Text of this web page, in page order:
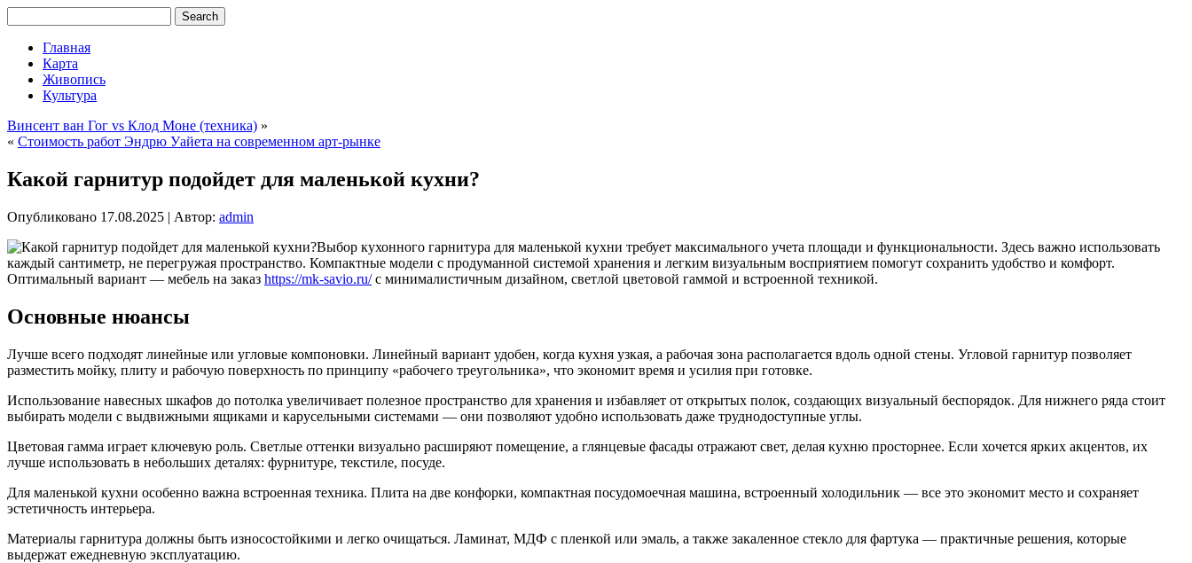
Главная
Карта
Живопись
Культура
Винсент ван Гог vs Клод Моне (техника) »
« Стоимость работ Эндрю Уайета на современном арт-рынке
Какой гарнитур подойдет для маленькой кухни?
Опубликовано 17.08.2025 | Автор: admin
Выбор кухонного гарнитура для маленькой кухни требует максимального учета площади и функциональности. Здесь важно использовать
каждый сантиметр, не перегружая пространство. Компактные модели с продуманной системой хранения и легким визуальным восприятием помогут сохранить удобство и комфорт.
Оптимальный вариант — мебель на заказ https://mk-savio.ru/с минималистичным дизайном, светлой цветовой гаммой и встроенной техникой.
Основные нюансы
Лучше всего подходят линейные или угловые компоновки. Линейный вариант удобен, когда кухня узкая, а рабочая зона располагается вдоль одной стены. Угловой гарнитур позволяет
разместить мойку, плиту и рабочую поверхность по принципу «рабочего треугольника», что экономит время и усилия при готовке.
Использование навесных шкафов до потолка увеличивает полезное пространство для хранения и избавляет от открытых полок, создающих визуальный беспорядок. Для нижнего ряда стоит
выбирать модели с выдвижными ящиками и карусельными системами — они позволяют удобно использовать даже труднодоступные углы.
Цветовая гамма играет ключевую роль. Светлые оттенки визуально расширяют помещение, а глянцевые фасады отражают свет, делая кухню просторнее. Если хочется ярких акцентов, их
лучше использовать в небольших деталях: фурнитуре, текстиле, посуде.
Для маленькой кухни особенно важна встроенная техника. Плита на две конфорки, компактная посудомоечная машина, встроенный холодильник — все это экономит место и сохраняет
эстетичность интерьера.
Материалы гарнитура должны быть износостойкими и легко очищаться. Ламинат, МДФ с пленкой или эмаль, а также закаленное стекло для фартука — практичные решения, которые
выдержат ежедневную эксплуатацию.